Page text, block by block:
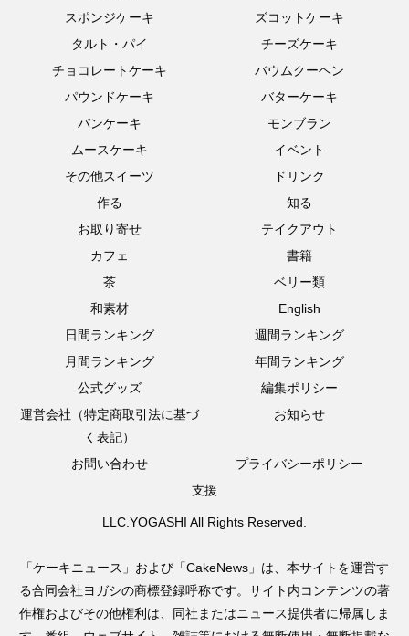
スポンジケーキ
ズコットケーキ
タルト・パイ
チーズケーキ
チョコレートケーキ
バウムクーヘン
パウンドケーキ
バターケーキ
パンケーキ
モンブラン
ムースケーキ
イベント
その他スイーツ
ドリンク
作る
知る
お取り寄せ
テイクアウト
カフェ
書籍
茶
ベリー類
和素材
English
日間ランキング
週間ランキング
月間ランキング
年間ランキング
公式グッズ
編集ポリシー
運営会社（特定商取引法に基づ
く表記）
お知らせ
お問い合わせ
プライバシーポリシー
支援
LLC.YOGASHI All Rights Reserved.
「ケーキニュース」および「CakeNews」は、本サイトを運営す
る合同会社ヨガシの商標登録呼称です。サイト内コンテンツの著
作権およびその他権利は、同社またはニュース提供者に帰属しま